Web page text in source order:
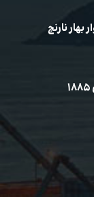
نارنج